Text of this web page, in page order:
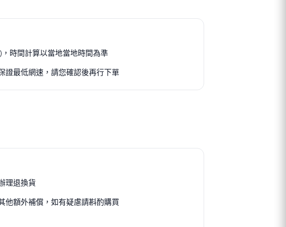
時間計算以當地當地時間為準
證最低網速，請您確認後再行下單
理退換貨
他額外補償，如有疑慮請斟酌購買